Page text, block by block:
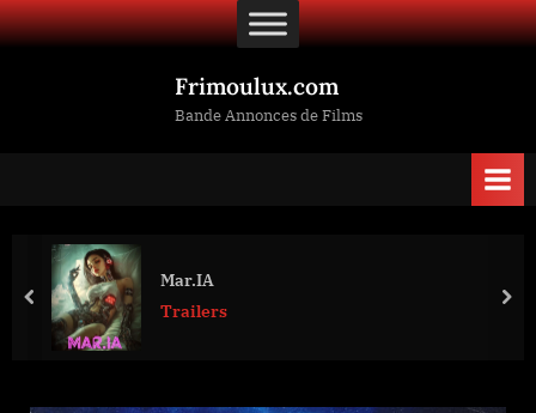
Skip
to
Frimoulux.com
Bande Annonces de Films
Mar.IA
Trailers
prev